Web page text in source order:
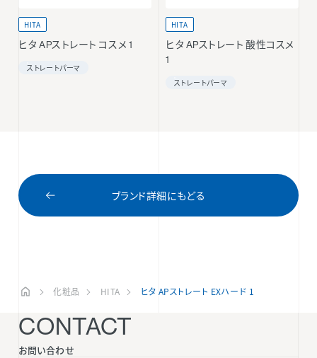
HITA
ヒタ APストレート コスメ 1
ストレートパーマ
HITA
ヒタ APストレート 酸性コスメ
1
ストレートパーマ
ブランド詳細にもどる
化粧品 HITA ヒタ APストレート EXハード 1
CONTACT
お問い合わせ